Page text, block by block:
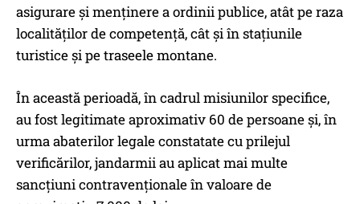
asigurare și menținere a ordinii publice, atât pe raza
localităților de competență, cât și în stațiunile
turistice și pe traseele montane.
În această perioadă, în cadrul misiunilor specifice,
au fost legitimate aproximativ 60 de persoane și, în
urma abaterilor legale constatate cu prilejul
verificărilor, jandarmii au aplicat mai multe
sancțiuni contravenționale în valoare de